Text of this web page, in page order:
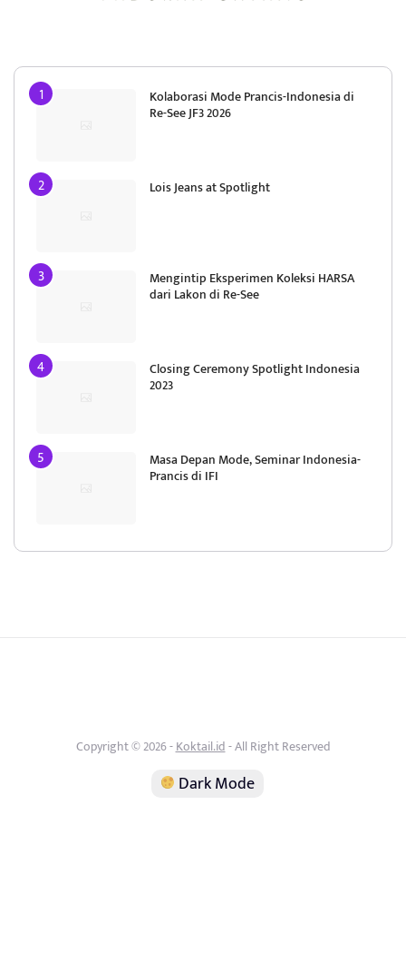
Kolaborasi Mode Prancis-Indonesia di
Re-See JF3 2026
Lois Jeans at Spotlight
Mengintip Eksperimen Koleksi HARSA
dari Lakon di Re-See
Closing Ceremony Spotlight Indonesia
2023
Masa Depan Mode, Seminar Indonesia-
Prancis di IFI
Copyright © 2026 -Koktail.id- All Right Reserved
Dark Mode